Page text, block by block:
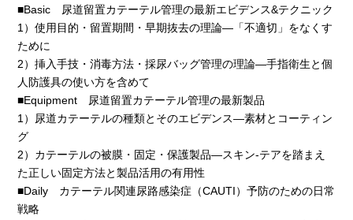
■Basic 尿道留置カテーテル管理の最新エビデンス&テクニック
1）使用目的・留置期間・早期抜去の理論―「不適切」をなくす
ために
2）挿入手技・消毒方法・採尿バッグ管理の理論―手指衛生と個
人防護具の使い方を含めて
■Equipment 尿道留置カテーテル管理の最新製品
1）尿道カテーテルの種類とそのエビデンス―素材とコーティン
グ
2）カテーテルの被膜・固定・保護製品―スキン-テアを踏まえ
た正しい固定方法と製品活用の有用性
■Daily カテーテル関連尿路感染症（CAUTI）予防のための日常
戦略